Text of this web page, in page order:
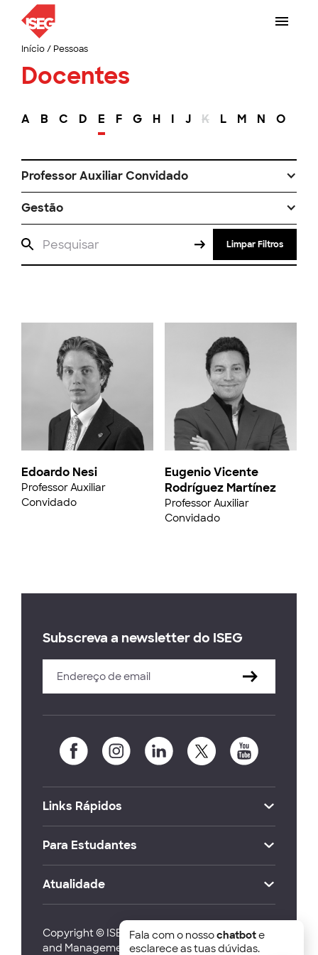
Início/ Pessoas
Docentes
A B C D E F G H I J K L M N O
Professor Auxiliar Convidado
Gestão
Limpar Filtros
Edoardo Nesi
Professor Auxiliar
Convidado
Eugenio Vicente
Rodríguez Martínez
Professor Auxiliar
Convidado
Subscreva a newsletter do ISEG
Links Rápidos
Para Estudantes
Atualidade
Copyright © ISEG Lisbon School of Economics
and Management 2026
Fala com o nossochatbote
esclarece as tuas dúvidas.